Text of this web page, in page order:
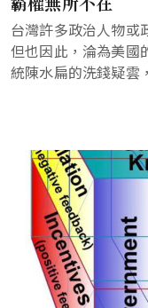
台灣許多政治人物或
但也因此，淪為美國
統陳水扁的洗錢疑雲